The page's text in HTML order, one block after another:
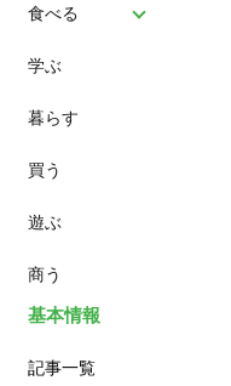
食べる
パン
スイーツ
ランチ
カフェ
学ぶ
暮らす
買う
遊ぶ
商う
基本情報
記事一覧